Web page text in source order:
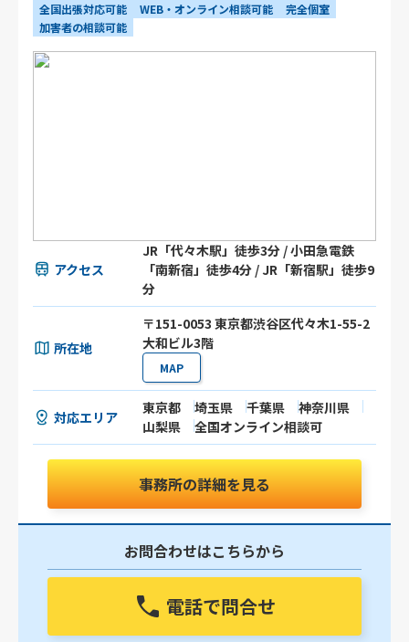
全国出張対応可能
WEB・オンライン相談可能
完全個室
加害者の相談可能
アクセス
JR「代々木駅」徒歩3分 / 小田急電鉄
「南新宿」徒歩4分 / JR「新宿駅」徒歩9
分
所在地
〒151-0053 東京都渋谷区代々木1-55-2
大和ビル3階
MAP
対応エリア
東京都 埼玉県 千葉県
神奈川県
山梨県
全国オンライン相談可
事務所の詳細を見る
お問合わせはこちらから
電話で問合せ